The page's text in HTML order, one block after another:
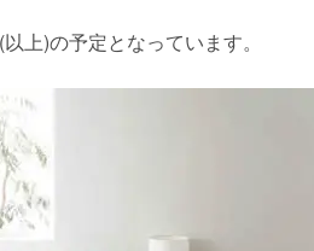
上)の予定となっています。